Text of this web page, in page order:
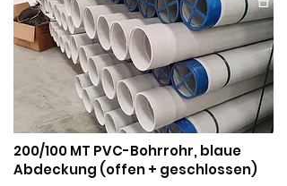
200/100 MT PVC-Bohrrohr, blaue
Abdeckung (offen + geschlossen)